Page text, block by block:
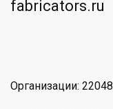
Организации: 22048